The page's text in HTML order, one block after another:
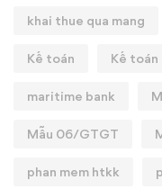
khai thue qua mang
Kế toán Kế toán
maritime bank
Mẫu 06/GTGT
phan mem htkk